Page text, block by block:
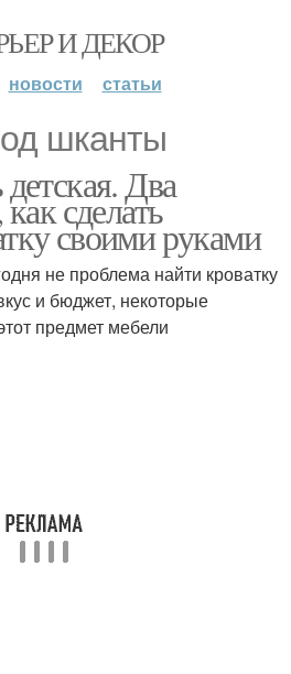
И ДЕКОР
новости статьи
шканты
Два
сделать
своими руками
не проблема найти кроватку
и бюджет, некоторые
предмет мебели